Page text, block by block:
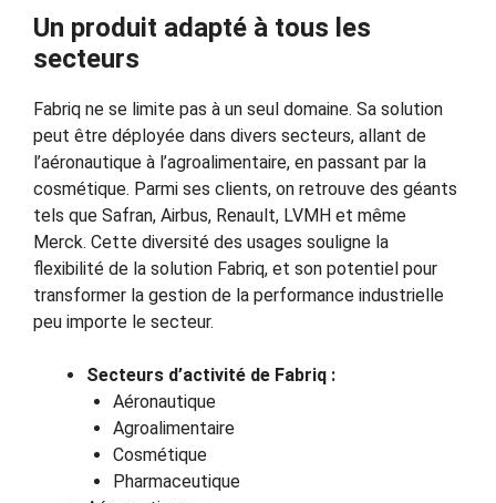
Un produit adapté à tous les
secteurs
Fabriq ne se limite pas à un seul domaine. Sa solution
peut être déployée dans divers secteurs, allant de
l’aéronautique à l’agroalimentaire, en passant par la
cosmétique. Parmi ses clients, on retrouve des géants
tels que Safran, Airbus, Renault, LVMH et même
Merck. Cette diversité des usages souligne la
flexibilité de la solution Fabriq, et son potentiel pour
transformer la gestion de la performance industrielle
peu importe le secteur.
Secteurs d’activité de Fabriq :
Aéronautique
Agroalimentaire
Cosmétique
Pharmaceutique